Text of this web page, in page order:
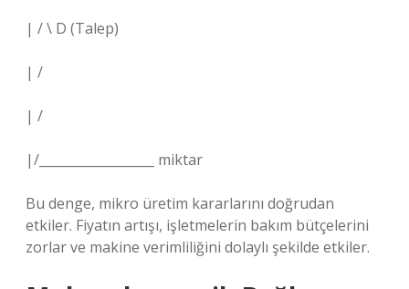
| / \ D (Talep)
| /
| /
|/__________________ miktar
Bu denge, mikro üretim kararlarını doğrudan
etkiler. Fiyatın artışı, işletmelerin bakım bütçelerini
zorlar ve makine verimliliğini dolaylı şekilde etkiler.